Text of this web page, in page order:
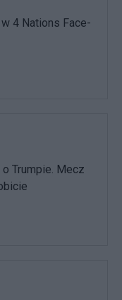
4 Nations Face-
Trumpie. Mecz